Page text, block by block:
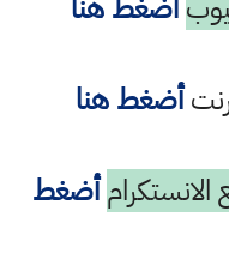
أضغط هنا
أضغط